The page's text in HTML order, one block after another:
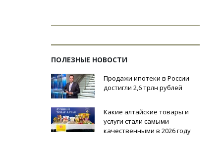
ПОЛЕЗНЫЕ НОВОСТИ
Продажи ипотеки в России
достигли 2,6 трлн рублей
Какие алтайские товары и
услуги стали самыми
качественными в 2026 году